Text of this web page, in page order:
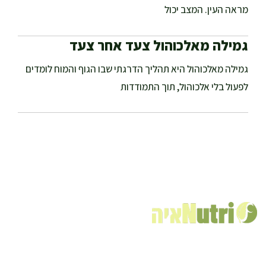
מראה העין. המצב יכול
גמילה מאלכוהול צעד אחר צעד
גמילה מאלכוהול היא תהליך הדרגתי שבו הגוף והמוח לומדים
לפעול בלי אלכוהול, תוך התמודדות